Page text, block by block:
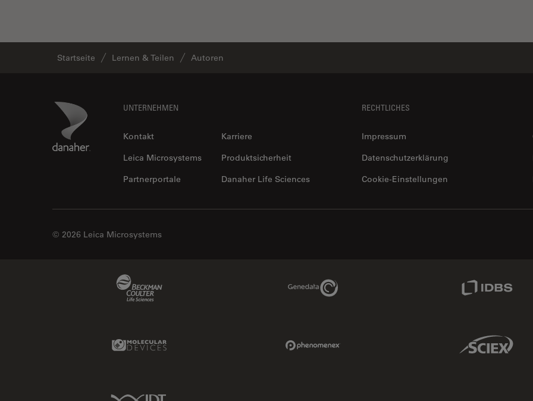
Startseite Lernen & Teilen Autoren
Danaher Logo UNTERNEHMEN
Kontakt
Karriere
Leica Microsystems
Produktsicherheit
Partnerportale
Danaher Life Sciences
RECHTLICHES
Impressum
Datenschutzerklärung
Cookie-Einstellungen
© 2026 Leica Microsystems
Genedata Link
Molecular Devices Link Sciex Link
IDT Link